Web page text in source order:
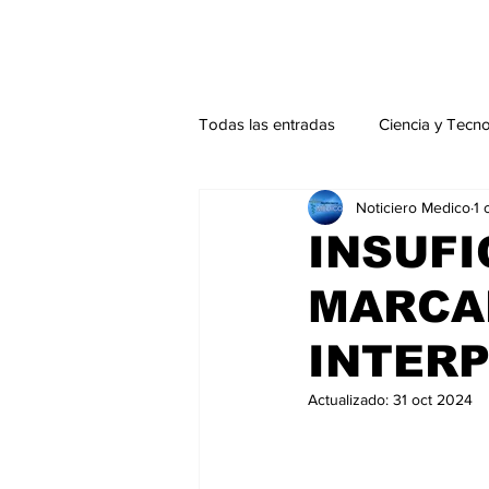
Todas las entradas Ciencia y
Actualidad Salud Mental
Endocrinología Actualidad
Noticiero Medico1
Actualizado: 31 oct 2024